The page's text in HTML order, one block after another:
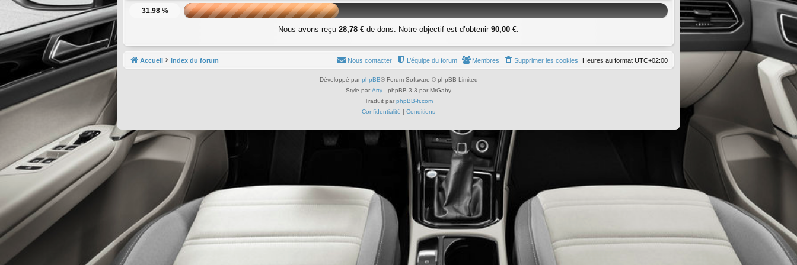
31.98 %
Nous avons reçu 28,78 € de dons. Notre objectif est d’obtenir 90,00 €
Accueil Index du forum Heures au format UTC+02:00
Supprimer les cookies
Membres
L’équipe du forum
Nous contacter
Développé par phpBB® Forum Software © phpBB Limited
Style par Arty - phpBB 3.3 par MrGaby
Traduit par phpBB-fr.com
Confidentialité | Conditions